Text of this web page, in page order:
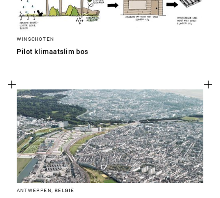
WINSCHOTEN
Pilot klimaatslim bos
ANTWERPEN, BELGIË